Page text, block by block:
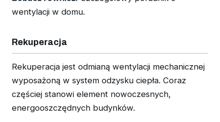
wentylacji w domu.
Rekuperacja
Rekuperacja jest odmianą wentylacji mechanicznej
wyposażoną w system odzysku ciepła. Coraz
częściej stanowi element nowoczesnych,
energooszczędnych budynków.